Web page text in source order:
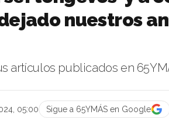
nuestros
artículos publicados en
05:00 Sigue a 65YMÁS en Google